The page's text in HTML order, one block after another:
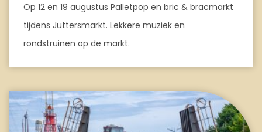
Op 12 en 19 augustus Palletpop en bric & bracmarkt
tijdens Juttersmarkt. Lekkere muziek en
rondstruinen op de markt.